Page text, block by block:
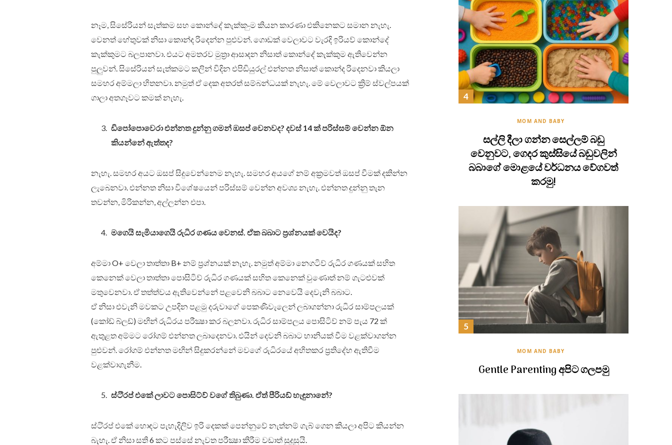
නෑම, සිසේරියන් සැත්කම සහ කොන්දේ කැක්ක-ුම කියන කාරණා එකිනෙකට සමාන නැහැ.
වෙනත් හේතුවක් නිසා කොන්ද රිදෙන්න පුළුවන්. ගොඩක් වෙලාවට වැරදි ඉරියව් කොන්දේ
කැක්කුමට බලපානවා. එයට අමතරව මුත්‍රා ආසාදන නිසාත් කොන්දේ කැක්කුම ඇතිවෙන්න
පුලුවන්. සිසේරියන් සැත්කමට කලින් විදින එපිඩියුරල් එන්නත නිසාත් කොන්ද රිදෙනවා කියලා
සමහර අම්මලා හිතනවා. නමුත් ඒ දෙක අතරත් සම්බන්ධයක් නැහැ. මේ වෙලාවට ක්‍රිම් ස්වල්පයක්
ගාලා අතගෑවට කමක් නැහැ.
ඩිපෝපොවෙරා එන්නත දුන්නු ගමන් ඔසප් වෙනවද? දවස් 14 ක් පරිස්සම් වෙන්න ඕන
කියන්නේ ඇත්තද?
නැහැ. සමහර අයට ඔසප් සිදුවෙන්නෙම නැහැ. සමහර අයගේ නම් අක්‍රමවත් ඔසප් වීමක් දකින්න
ලැබෙනවා. එන්නත නිසා විශේෂයෙන් පරිස්සම් වෙන්න අවශ්‍ය නැහැ. එන්නත දුන්නු තැන
තවන්න, මිරිකන්න, අල්ලන්න එපා.
මගෙයි සැමියාගෙයි රුධිර ගණය වෙනස්. ඒක බබාට ප්‍රශ්නයක් වෙයිද?
අම්මා O+ වෙලා තාත්තා B+ නම් ප්‍රශ්නයක් නැහැ. නමුත් අම්මා නෙගටිව් රුධිර ගණයක් සහිත
කෙනෙක් වෙලා තාත්තා පොසිටිව් රුධිර ගණයක් සහිත කෙනෙක් වුණොත් නම් ගැටළුවක්
මතුවෙනවා. ඒ තත්ත්වය ඇතිවෙන්නේ පළවෙනි බබාට නෙවෙයි දෙවැනි බබාට.
ඒ නිසා එවැනි මවකට උපදින පළමු දරුවාගේ පෙකණිවැලෙන් ලබාගන්නා රුධිර සාම්පලයක්
(කෝඩ් බ්ලඩ්) මඟින් රුධිරය පරීක්‍ෂා කර බලනවා. රුධිර සාම්පලය පොසිටිව් නම් පැය 72 ක්
ඇතුළත අම්මට රෝගම් එන්නත ලබාදෙනවා. එයින් දෙවනි බබාට හානියක් වීම වළක්වාගන්න
පුළුවන්. රෝගම් එන්නත මඟින් සිදුකරන්නේ මවගේ රුධිරයේ අහිතකර ප්‍රතිදේහ ඇතිවීම
වළක්වාගැනීම.
ස්ටි්‍රප් එකේ ලාවට පොසිට්ව් වගේ තිබුණා. ඒත් පීරියඩ් හැඳුනානේ?
ස්ටි්‍රප් එකේ හොඳට පැහැදිලිව ඉරි දෙකක් පෙන්නුවේ නැත්නම් ගැබ් ගෙන කියලා අපිට කියන්න
බැහැ. ඒ නිසා සති 6 කට පස්සේ නැවත පරීක්‍ෂා කිරීම වඩාත් සුදුසුයි.
MOM AND BABY
සල්ලි දීලා ගන්න සෙල්ලම් බඩු
වෙනුවට, ගෙදර කුස්සියේ බඩුවලින්
බබාගේ මොළයේ වර්ධනය වේගවත්
කරමු!
MOM AND BABY
Gentle Parenting අපිට ගලපමු